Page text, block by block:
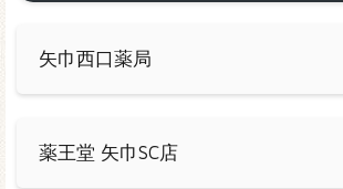
矢巾西口薬局
薬王堂 矢巾SC店